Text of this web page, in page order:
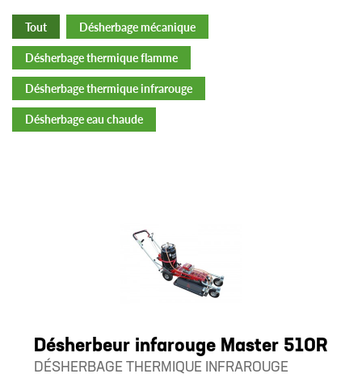
Tout
Désherbage mécanique
Désherbage thermique flamme
Désherbage thermique infrarouge
Désherbage eau chaude
Désherbeur infarouge Master 510R
DÉSHERBAGE THERMIQUE INFRAROUGE